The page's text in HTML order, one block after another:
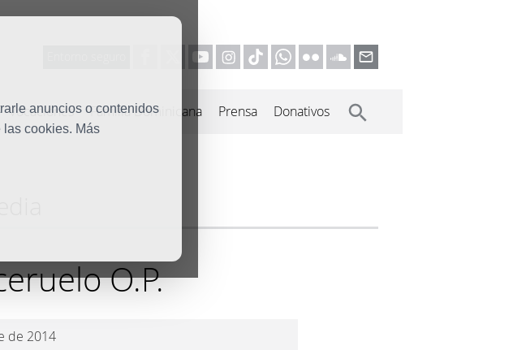
anuncios o contenidos
las cookies. Más
Vocaciones Familia Dominicana Prensa Donativos
O.P.
de 2014